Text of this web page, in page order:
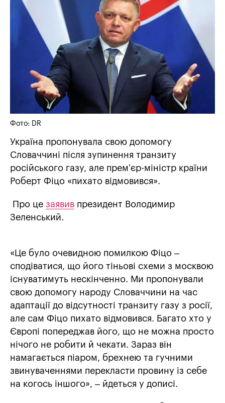
Фото: DR
Україна пропонувала свою допомогу
Словаччині після зупинення транзиту
російського газу, але премʼєр-міністр країни
Роберт Фіцо «пихато відмовився».
Про це заявив президент Володимир
Зеленський.
«Це було очевидною помилкою Фіцо –
сподіватися, що його тіньові схеми з москвою
існуватимуть нескінченно. Ми пропонували
свою допомогу народу Словаччини на час
адаптації до відсутності транзиту газу з росії,
але сам Фіцо пихато відмовився. Багато хто у
Європі попереджав його, що не можна просто
нічого не робити й чекати. Зараз він
намагається піаром, брехнею та гучними
звинуваченнями перекласти провину із себе
на когось іншого», – йдеться у дописі.